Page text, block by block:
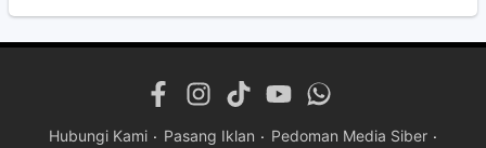
Hubungi Kami Pasang Iklan Pedoman Media Siber